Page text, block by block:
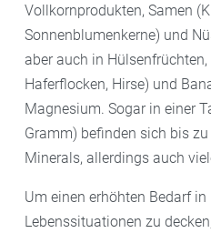
Vollkornprodukten, Samen
Sonnenblumenkerne) und
aber auch in Hülsenfrüchten,
Haferflocken, Hirse) und
Magnesium. Sogar in einer
Gramm) befinden sich bis
Minerals, allerdings auch
Um einen erhöhten Bedarf
Lebenssituationen zu